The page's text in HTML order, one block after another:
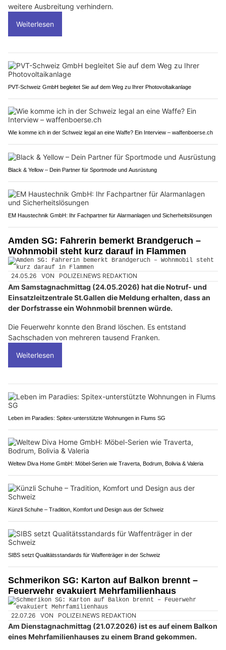
weitere Ausbreitung verhindern.
Weiterlesen
PVT-Schweiz GmbH begleitet Sie auf dem Weg zu Ihrer Photovoltaikanlage
Wie komme ich in der Schweiz legal an eine Waffe? Ein Interview – waffenboerse.ch
Black & Yellow – Dein Partner für Sportmode und Ausrüstung
EM Haustechnik GmbH: Ihr Fachpartner für Alarmanlagen und Sicherheitslösungen
Amden SG: Fahrerin bemerkt Brandgeruch –
Wohnmobil steht kurz darauf in Flammen
24.05.26 VON POLIZEI.NEWS REDAKTION
Am Samstagnachmittag (24.05.2026) hat die Notruf- und
Einsatzleitzentrale St.Gallen die Meldung erhalten, dass an
der Dorfstrasse ein Wohnmobil brennen würde.
Die Feuerwehr konnte den Brand löschen. Es entstand
Sachschaden von mehreren tausend Franken.
Weiterlesen
Leben im Paradies: Spitex-unterstützte Wohnungen in Flums SG
Weltew Diva Home GmbH: Möbel-Serien wie Traverta, Bodrum, Bolivia & Valeria
Künzli Schuhe – Tradition, Komfort und Design aus der Schweiz
SIBS setzt Qualitätsstandards für Waffenträger in der Schweiz
Schmerikon SG: Karton auf Balkon brennt –
Feuerwehr evakuiert Mehrfamilienhaus
22.07.26 VON POLIZEI.NEWS REDAKTION
Am Dienstagnachmittag (21.07.2026) ist es auf einem Balkon
eines Mehrfamilienhauses zu einem Brand gekommen.